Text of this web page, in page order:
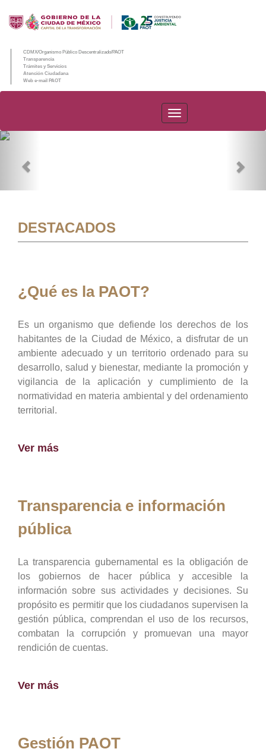
CDMX/Organismo Público Descentralizado/PAOT
Transparencia
Trámites y Servicios
Atención Ciudadana
Web e-mail PAOT
PAOT
DESTACADOS
¿Qué es la PAOT?
Es un organismo que defiende los derechos de los
habitantes de la Ciudad de México, a disfrutar de un
ambiente adecuado y un territorio ordenado para su
desarrollo, salud y bienestar, mediante la promoción y
vigilancia de la aplicación y cumplimiento de la
normatividad en materia ambiental y del ordenamiento
territorial.
Ver más
Transparencia e información
pública
La transparencia gubernamental es la obligación de
los gobiernos de hacer pública y accesible la
información sobre sus actividades y decisiones. Su
propósito es permitir que los ciudadanos supervisen la
gestión pública, comprendan el uso de los recursos,
combatan la corrupción y promuevan una mayor
rendición de cuentas.
Ver más
Gestión PAOT